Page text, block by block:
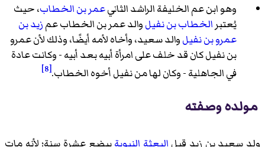
وهو ابن عم الخليفة الراشد الثانيعمر بن الخطاب، حيث
يُعتبر الخطاب بن نفيلوالد عمر بن الخطاب عمزيد بن
عمرو بن نفيلوالد سعيد، وأخاه لأمه أيضًا، وذلك لأن عمرو
بن نفيل كان قد خلف على امرأة أبيه بعد أبيه - وكانت عادة
في الجاهلية - وكان لها من نفيل أخوه الخطاب.[8]
مولده وصفته
ولد سعيد بن زيد قبل البعثة النبويةببضع عشرة سنة؛ لأنه مات